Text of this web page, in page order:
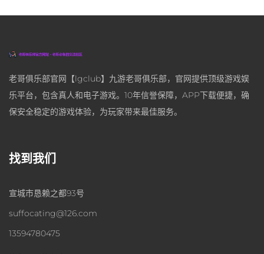
老哥俱乐部官网【lgclub】九游老哥俱乐部，官网提供顶级游戏娱
乐平台，包含真人和电子游戏。10年信誉保障，APP下载便捷，确
保安全稳定的游戏体验，为玩家带来最佳服务。
找到我们
宣城市恳赖之都93号
suffocating@126.com
13594780475